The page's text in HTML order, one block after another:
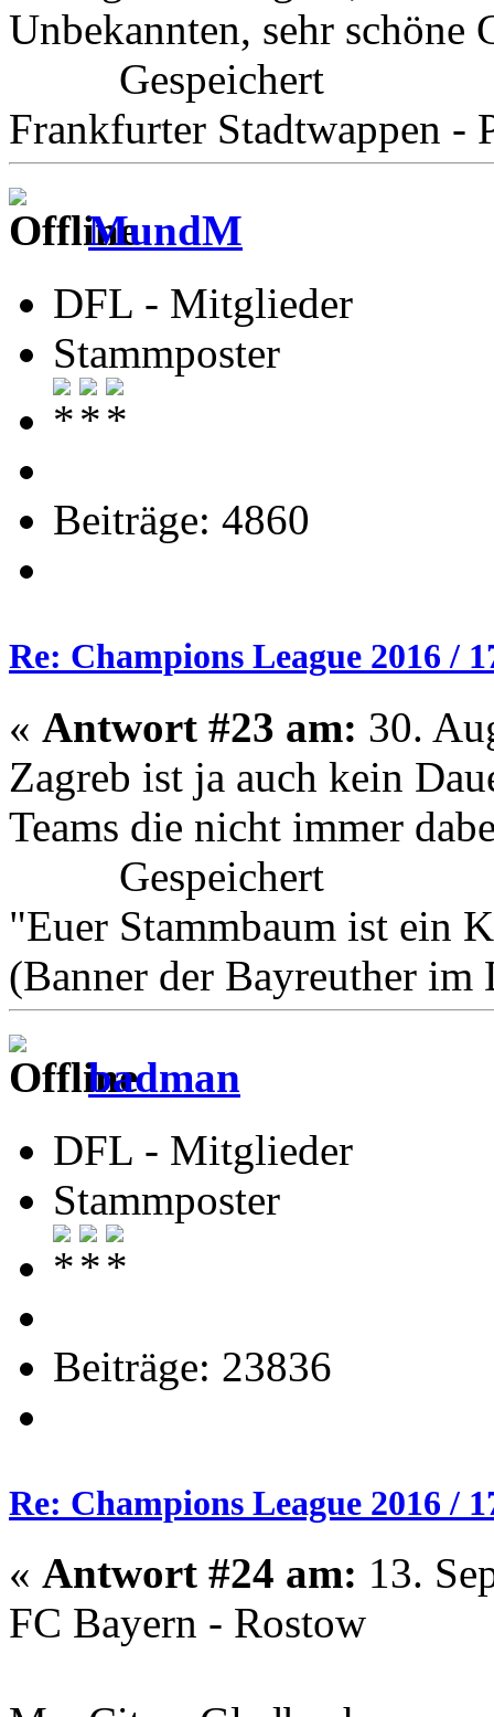
Unbekannten, sehr schöne
Gespeichert
Frankfurter Stadtwappen -
MundM
DFL - Mitglieder
Stammposter
Beiträge: 4860
Re: Champions League 2016 /
« Antwort #23 am: 30.
Zagreb ist ja auch kein
Teams die nicht immer
Gespeichert
"Euer Stammbaum ist ein
(Banner der Bayreuther im
badman
DFL - Mitglieder
Stammposter
Beiträge: 23836
Re: Champions League 2016 /
« Antwort #24 am: 13.
FC Bayern - Rostow